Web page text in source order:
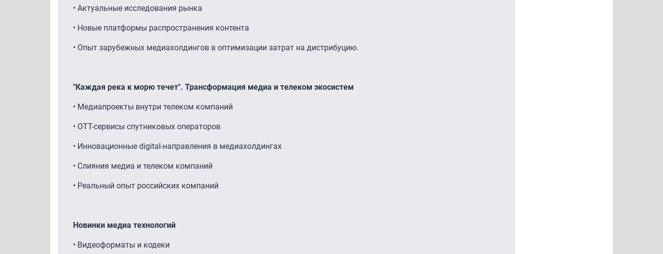
• Актуальные исследования рынка
• Новые платформы распространения контента
• Опыт зарубежных медиахолдингов в оптимизации затрат на дистрибуцию.
"Каждая река к морю течет". Трансформация медиа и телеком экосистем
• Медиапроекты внутри телеком компаний
• ОТТ-сервисы спутниковых операторов
• Инновационные digital-направления в медиахолдингах
• Слияния медиа и телеком компаний
• Реальный опыт российских компаний
Новинки медиа технологий
• Видеоформаты и кодеки